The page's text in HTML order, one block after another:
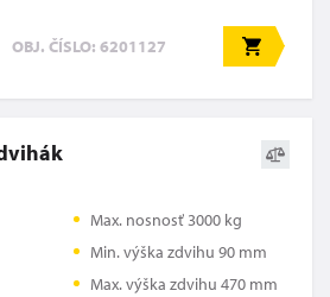
OBJ. ČÍSLO: 6201127
Max. nosnosť 3000 kg
Min. výška zdvihu 90 mm
Max. výška zdvihu 470 mm